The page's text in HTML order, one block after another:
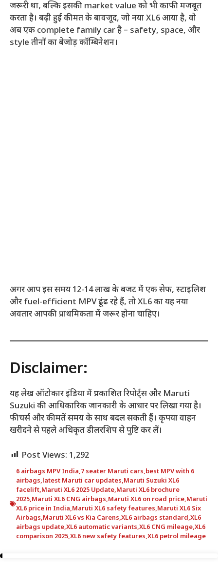
जरूरी था, बल्कि इसकी market value को भी काफी मजबूत
करता है। बढ़ी हुई कीमत के बावजूद, जो नया XL6 आया है, वो
अब एक complete family car है – safety, space, और
style तीनों का बेजोड़ कॉम्बिनेशन।
अगर आप इस समय 12-14 लाख के बजट में एक सेफ, स्टाइलिश
और fuel-efficient MPV ढूंढ रहे हैं, तो XL6 का यह नया
अवतार आपकी प्राथमिकता में जरूर होना चाहिए।
Disclaimer:
यह लेख ऑटोकार इंडिया में प्रकाशित रिपोर्ट्स और Maruti
Suzuki की आधिकारिक जानकारी के आधार पर लिखा गया है।
फीचर्स और कीमतें समय के साथ बदल सकती हैं। कृपया वाहन
खरीदने से पहले अधिकृत डीलरशिप से पुष्टि कर लें।
Post Views: 1,292
6 airbags MPV India,7 seater Maruti cars,best MPV with 6
airbags,latest Maruti car updates,Maruti Suzuki XL6
facelift,Maruti XL6 2025 Update,Maruti XL6 brochure
2025,Maruti XL6 CNG airbags,Maruti XL6 on road price,Maruti
XL6 price in India,Maruti XL6 safety features,Maruti XL6 Six
Airbags,Maruti XL6 vs Kia Carens,XL6 airbags standard,XL6
airbags update,XL6 automatic variants,XL6 CNG mileage,XL6
comparison 2025,XL6 new safety features,XL6 petrol mileage